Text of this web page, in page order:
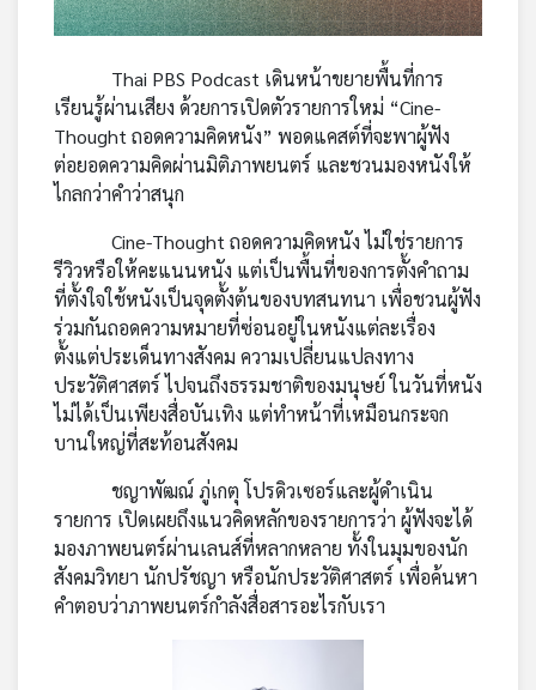
บทความ
กิจกรรม
เกี่ยว
เครือ
Thai PBS Podcast เดินหน้าขยายพื้นที่การ
เรียนรู้ผ่านเสียง ด้วยการเปิดตัวรายการใหม่ “Cine-
Thought ถอดความคิดหนัง” พอดแคสต์ที่จะพาผู้ฟัง
ต่อยอดความคิดผ่านมิติภาพยนตร์ และชวนมองหนังให้
ไกลกว่าคำว่าสนุก
Cine-Thought ถอดความคิดหนัง ไม่ใช่รายการ
รีวิวหรือให้คะแนนหนัง แต่เป็นพื้นที่ของการตั้งคำถาม
ที่ตั้งใจใช้หนังเป็นจุดตั้งต้นของบทสนทนา เพื่อชวนผู้ฟัง
ร่วมกันถอดความหมายที่ซ่อนอยู่ในหนังแต่ละเรื่อง
ตั้งแต่ประเด็นทางสังคม ความเปลี่ยนแปลงทาง
ประวัติศาสตร์ ไปจนถึงธรรมชาติของมนุษย์ ในวันที่หนัง
ไม่ได้เป็นเพียงสื่อบันเทิง แต่ทำหน้าที่เหมือนกระจก
บานใหญ่ที่สะท้อนสังคม
ชญาพัฒณ์ ภู่เกตุ โปรดิวเซอร์และผู้ดำเนิน
รายการ เปิดเผยถึงแนวคิดหลักของรายการว่า ผู้ฟังจะได้
มองภาพยนตร์ผ่านเลนส์ที่หลากหลาย ทั้งในมุมของนัก
สังคมวิทยา นักปรัชญา หรือนักประวัติศาสตร์ เพื่อค้นหา
คำตอบว่าภาพยนตร์กำลังสื่อสารอะไรกับเรา